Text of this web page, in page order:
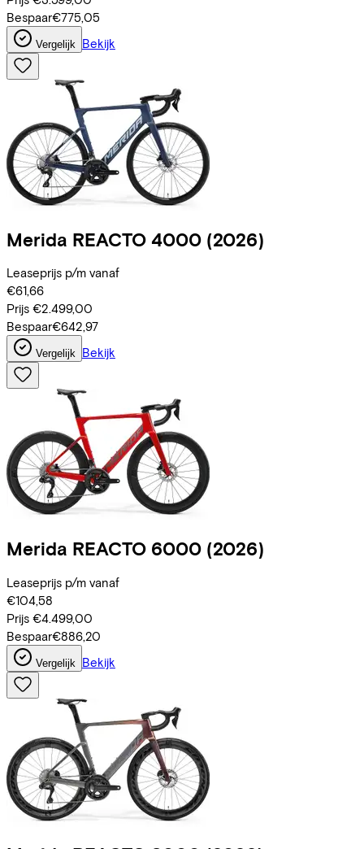
Bespaar€775,05
Vergelijk Bekijk
Merida REACTO 4000 (2026)
Leaseprijs p/m vanaf
€61,66
Prijs €2.499,00
Bespaar€642,97
Vergelijk Bekijk
Merida REACTO 6000 (2026)
Leaseprijs p/m vanaf
€104,58
Prijs €4.499,00
Bespaar€886,20
Vergelijk Bekijk